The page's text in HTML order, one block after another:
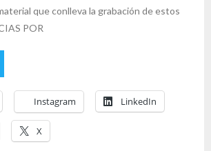
que conlleva la grabación de estos
POR
Instagram LinkedIn
X